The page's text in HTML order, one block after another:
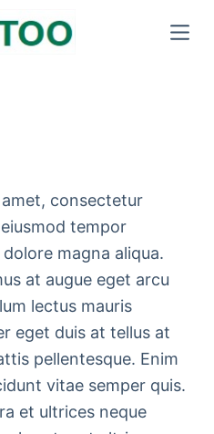
consectetur
tempor
magna aliqua.
at augue eget arcu
lectus mauris
eget duis at tellus at
pellentesque. Enim
vitae semper quis.
et ultrices neque